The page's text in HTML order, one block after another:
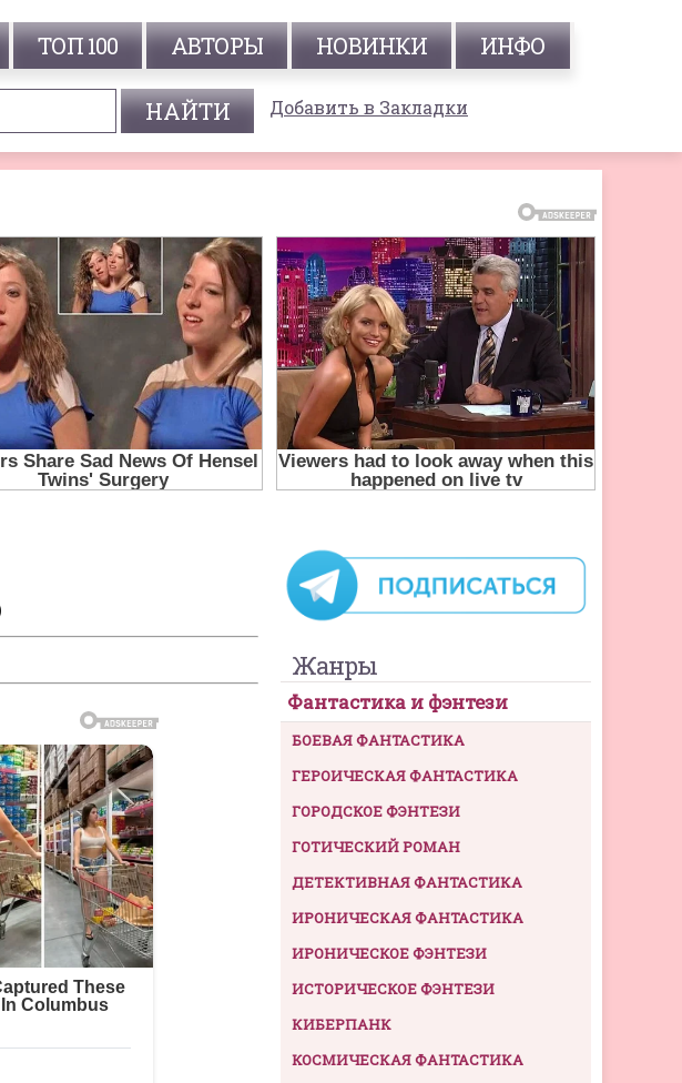
ТОП 100 АВТОРЫ НОВИНКИ ИНФО
Добавить в Закладки
Жанры
Фантастика и фэнтези
БОЕВАЯ ФАНТАСТИКА
ГЕРОИЧЕСКАЯ ФАНТАСТИКА
ГОРОДСКОЕ ФЭНТЕЗИ
ГОТИЧЕСКИЙ РОМАН
ДЕТЕКТИВНАЯ ФАНТАСТИКА
ИРОНИЧЕСКАЯ ФАНТАСТИКА
ИРОНИЧЕСКОЕ ФЭНТЕЗИ
ИСТОРИЧЕСКОЕ ФЭНТЕЗИ
КИБЕРПАНК
КОСМИЧЕСКАЯ ФАНТАСТИКА